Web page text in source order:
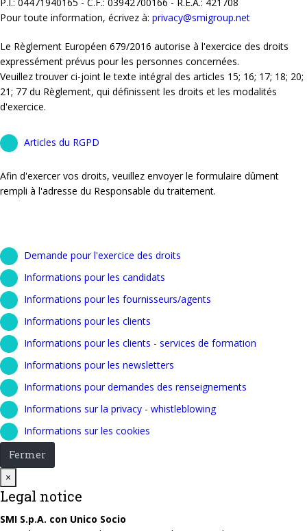
Pour toute information, écrivez à: privacy@smigroup.net
Le Règlement Européen 679/2016 autorise à l'exercice des droits
expressément prévus pour les personnes concernées.
Veuillez trouver ci-joint le texte intégral des articles 15; 16; 17; 18; 20;
21; 77 du Règlement, qui définissent les droits et les modalités
d'exercice.
Articles du RGPD
Afin d'exercer vos droits, veuillez envoyer le formulaire dûment
rempli à l'adresse du Responsable du traitement.
Demande pour l'exercice des droits
Informations pour les candidats
Informations pour les fournisseurs/agents
Informations pour les clients
Informations pour les clients - services de formation
Informations pour les newsletters
Informations pour demandes des renseignements
Informations sur la privacy - whistleblowing
Informations sur les cookies
Fermer
×
Legal notice
SMI S.p.A. con Unico Socio